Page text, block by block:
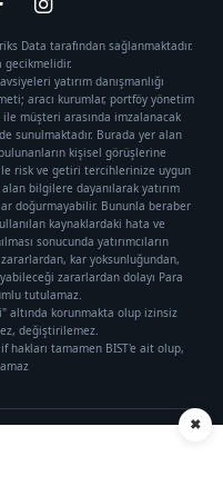
✖
Data tarafından sağlanmaktadır.
gecikmelidir.
yatırım danışmanlığı
aracı kurumlar, portföy yönetim
müşteri arasında imzalanacak
sunulmaktadır. Burada yer alan
kişisel görüşlerine
risk ve getiri tercihlerinize uygun
bilgilere dayanılarak yatırım
doğurmayabilir. Bununla beraber
kaynaklardaki hata ve
sonucunda yatırımcıların
kar yoksunluğundan,
zararlardan dolayı Para
tutulamaz.
altında korunmakta olup izinsiz
değiştirilemez.
hakları tamamen BIST'e ait olup,